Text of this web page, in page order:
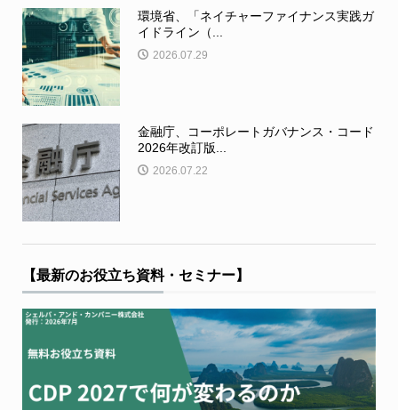
環境省、「ネイチャーファイナンス実践ガ
イドライン（...
2026.07.29
金融庁、コーポレートガバナンス・コード
2026年改訂版...
2026.07.22
【最新のお役立ち資料・セミナー】